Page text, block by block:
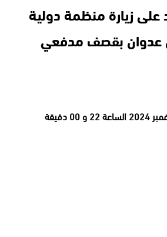
على زيارة منظمة دولية
بقصف مدفعي